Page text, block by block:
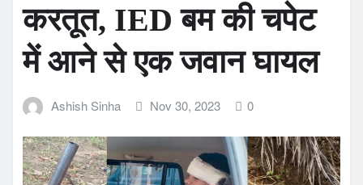
करतूत, IED बम की चपेट
में आने से एक जवान घायल
Ashish Sinha Nov 30, 2023 0